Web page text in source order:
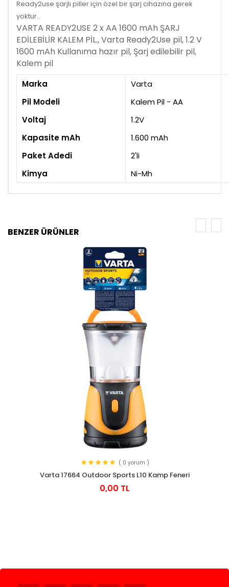
Ready2use şarjlı piller için özel bir şarj cihazına gerek
yoktur..
VARTA READY2USE 2 x AA 1600 mAh ŞARJ
EDİLEBİLİR KALEM PİL., Varta Ready2Use pil, 1.2 V
1600 mAh Kullanıma hazır pil, Şarj edilebilir pil,
Kalem pil
Marka
Varta
Pil Modeli
Kalem Pil - AA
Voltaj
1.2V
Kapasite mAh
1.600 mAh
Paket Adedi
2'li
Kimya
Ni-Mh
BENZER ÜRÜNLER
( 0 yorum )
Varta 17664 Outdoor Sports L10 Kamp Feneri
0,00 TL